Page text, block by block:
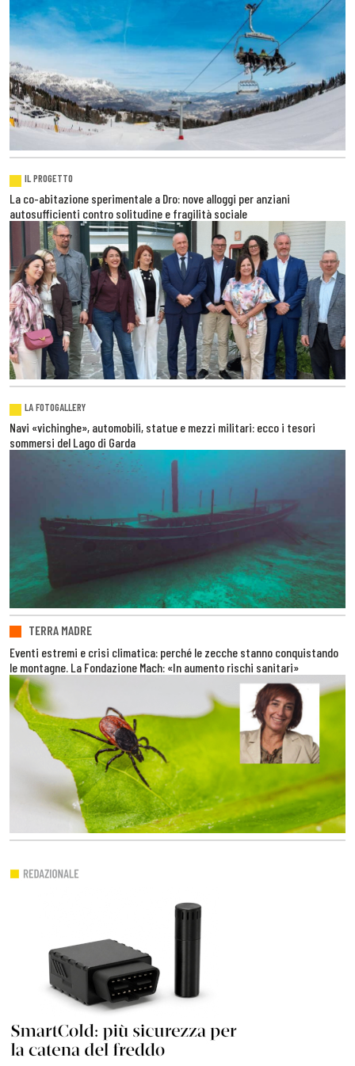
IL PROGETTO
La co-abitazione sperimentale a Dro: nove alloggi per anziani
autosufficienti contro solitudine e fragilità sociale
LA FOTOGALLERY
Navi «vichinghe», automobili, statue e mezzi militari: ecco i tesori
sommersi del Lago di Garda
TERRA MADRE
Eventi estremi e crisi climatica: perché le zecche stanno conquistando
le montagne. La Fondazione Mach: «In aumento rischi sanitari»